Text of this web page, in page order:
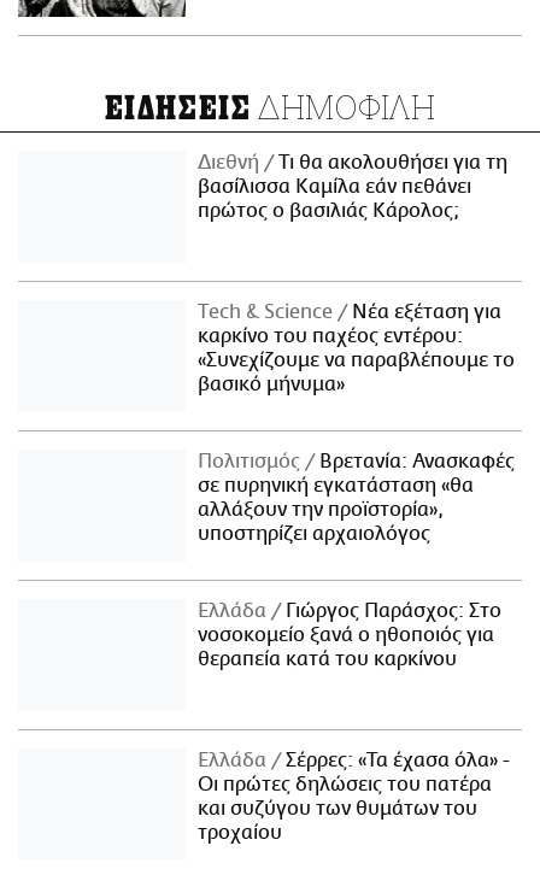
ΕΙΔΗΣΕΙΣ ΔΗΜΟΦΙΛΗ
Διεθνή
Τι θα ακολουθήσει για τη
βασίλισσα Καμίλα εάν πεθάνει
πρώτος ο βασιλιάς Κάρολος;
Τech & Science
Νέα εξέταση για
καρκίνο του παχέος εντέρου:
«Συνεχίζουμε να παραβλέπουμε το
βασικό μήνυμα»
Πολιτισμός
Βρετανία: Ανασκαφές
σε πυρηνική εγκατάσταση «θα
αλλάξουν την προϊστορία»,
υποστηρίζει αρχαιολόγος
Ελλάδα
Γιώργος Παράσχος: Στο
νοσοκομείο ξανά ο ηθοποιός για
θεραπεία κατά του καρκίνου
Ελλάδα
Σέρρες: «Τα έχασα όλα» -
Οι πρώτες δηλώσεις του πατέρα
και συζύγου των θυμάτων του
τροχαίου